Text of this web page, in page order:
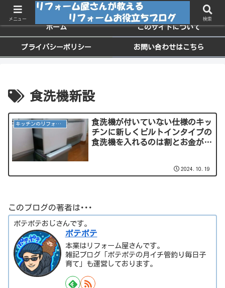
ちょっと役に立つお家のメンテナンス情報
ホーム このサイトについて
プライバシーポリシー お問い合わせはこちら
食洗機新設
キッチンのリフォーム
食洗機が付いていない仕様のキッ
チンに新しくビルトインタイプの
食洗機を入れるのは割とお金が掛
2024.10.19
このブログの著者は･･･
ポテポテおじさんです。
ポテポテ
本業はリフォーム屋さんです。
雑記ブログ「ポテポテの月イチ管釣り毎日子
育て」も運営しております。
メニュー 検索